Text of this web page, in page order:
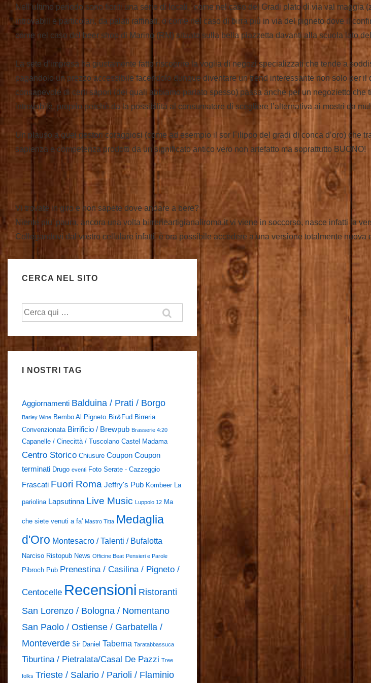
Nell’ultimo periodo sono fioriti una serie di locali, come nel caso del Gradi plato di via val maggia
introvabili e particolari, da palati raffinati, o come nel caso di birra più in via del pigneto dove il
come nel caso del beer shop di Marino (RM) situato sulla bella piazzetta davanti alla scuola lato
La sete d’impresa ha giustamente fatto riscoprire la voglia di negozi specializzati che tende a
pagandolo un prezzo accessibile facendolo dunque diventare un trend interessante non solo per
consapevole di certi sapori (dei quali abbiamo parlato spesso) passa anche per un negozietto
introvabile, proprio perchè da la possibilità al consumatore di scegliere l’alternativa ai mostri da
Un plauso a quei gestori coraggiosi (come ad esempio il sor Filippo del gradi di conca d’oro) che
sapienza e competenza prodotti da un significato antico vero non artefatto ma soprattutto BUONO!
Vi trovate in giro e non sapete dove andare a bere?
Niente piu’ paura, ancora una volta birrerieartigianaliroma.it vi viene in soccorso, nasce infatti la
Collegandovi dal vostro cellulare infatti, è ora possibile accedere a una versione totalmente nuova
CERCA NEL SITO
Cerca:
I NOSTRI TAG
Aggiornamenti Balduina / Prati / Borgo
Barley Wine Bembo Al Pigneto Bir&Fud Birreria
Convenzionata Birrificio / Brewpub Brasserie 4:20
Capanelle / Cinecittà / Tuscolano Castel Madama
Centro Storico Chiusure Coupon Coupon
terminati Drugo eventi Foto Serate - Cazzeggio
Frascati Fuori Roma Jeffry's Pub Kombeer La
pariolina Lapsutinna Live Music Luppolo 12 Ma
che siete venuti a fa' Mastro Titta Medaglia
d'Oro Montesacro / Talenti / Bufalotta
Narciso Ristopub News Officine Beat Pensieri e Parole
Pibroch Pub Prenestina / Casilina / Pigneto /
Centocelle Recensioni Ristoranti
San Lorenzo / Bologna / Nomentano
San Paolo / Ostiense / Garbatella /
Monteverde Sir Daniel Taberna Taratabbassuca
Tiburtina / Pietralata/Casal De Pazzi Tree
folks Trieste / Salario / Parioli / Flaminio